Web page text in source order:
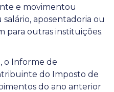
e movimentou
aposentadoria ou
para outras instituições.
o Informe de
do Imposto de
do ano anterior